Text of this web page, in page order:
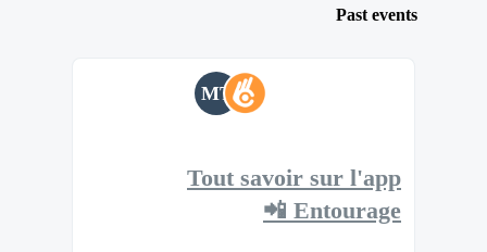
Past events
MT
Tout savoir sur l'app
Entourage 📲